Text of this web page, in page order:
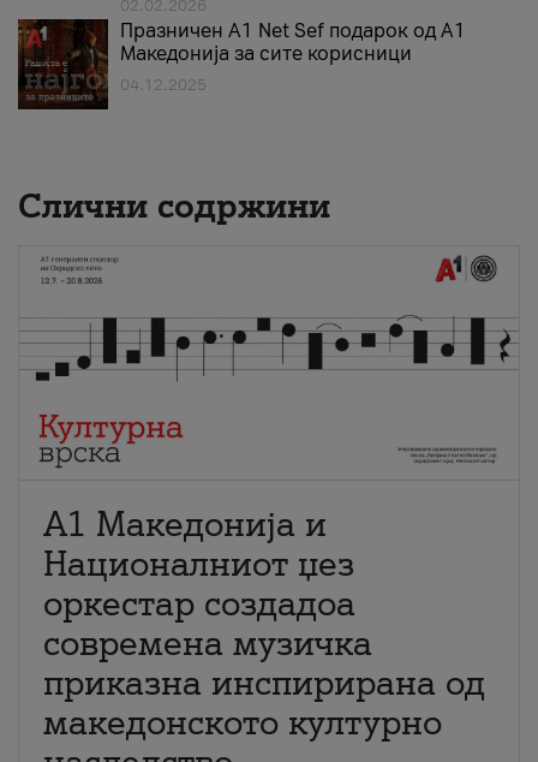
02.02.2026
Празничен A1 Net Sеf подарок од А1
Македонија за сите корисници
04.12.2025
Слични содржини
А1 Македонија и
Националниот џез
оркестар создадоа
современа музичка
приказна инспирирана од
македонското културно